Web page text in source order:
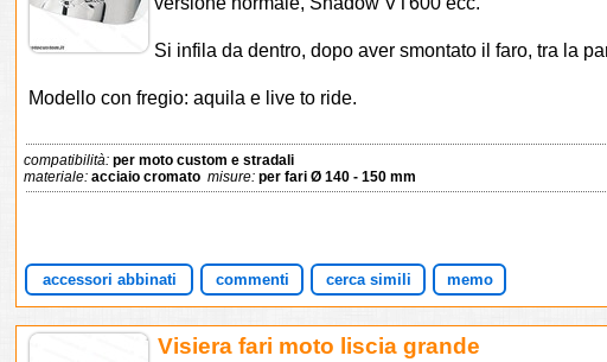
Si infila da dentro, dopo aver smontato il faro, tra la
Modello con fregio: aquila e live to ride.
compatibilità:per moto custom e stradali
materiale:acciaio cromato misure:per fari Ø 140 - 150 mm
accessori abbinati commenti cerca simili memo
Visiera fari moto liscia grande